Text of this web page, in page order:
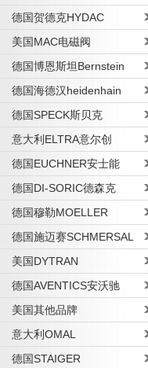
德国贺德克HYDAC
美国MAC电磁阀
德国博恩斯坦Bernstein
德国海德汉heidenhain
德国SPECK斯贝克
意大利ELTRA意尔创
德国EUCHNER安士能
德国DI-SORIC德森克
德国穆勒MOELLER
德国施迈赛SCHMERSAL
美国DYTRAN
德国AVENTICS安沃驰
美国其他品牌
意大利OMAL
德国STAIGER